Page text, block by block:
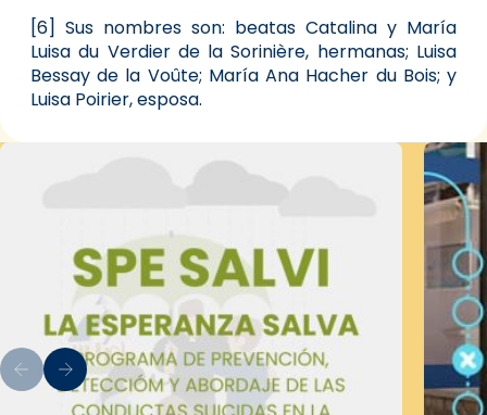
[6] Sus nombres son: beatas Catalina y María
Luisa du Verdier de la Sorinière, hermanas; Luisa
Bessay de la Voûte; María Ana Hacher du Bois; y
Luisa Poirier, esposa.